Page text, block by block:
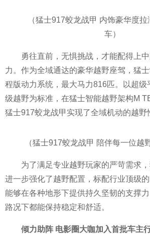
（猛士917蛟龙战甲 内饰豪华度
车）
勇往直前，无惧挑战，才能配得上
力。作为全域通达的豪华越野座驾，猛
程版动力系统，最大马力816匹。以超级
级越野为标准，在猛士智能越野架构M
猛士917蛟龙战甲实现了全域机动的越野
（猛士917蛟龙战甲 陪伴每一位越
为了满足专业越野玩家的严苛需求
进一步强化了越野配置，标配行业顶级
能够在各种地形下提供持久坚韧的支撑
路况下都能保持稳定和舒适。
倾力助阵 电影圈大咖加入首批车主